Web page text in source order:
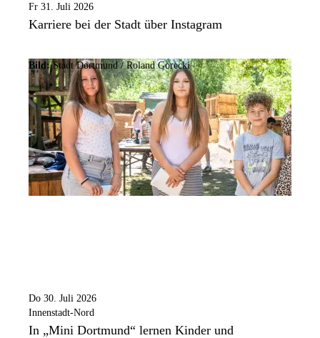
Fr 31. Juli 2026
Karriere bei der Stadt über Instagram
Bild:Stadt Dortmund / Roland Gorecki
Do 30. Juli 2026
Innenstadt-Nord
In „Mini Dortmund“ lernen Kinder und